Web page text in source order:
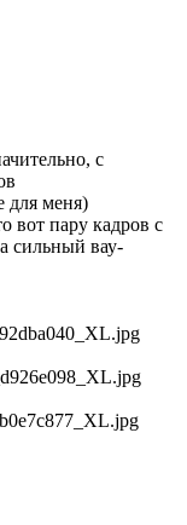
с
для меня)
вот пару кадров с
сильный вау-